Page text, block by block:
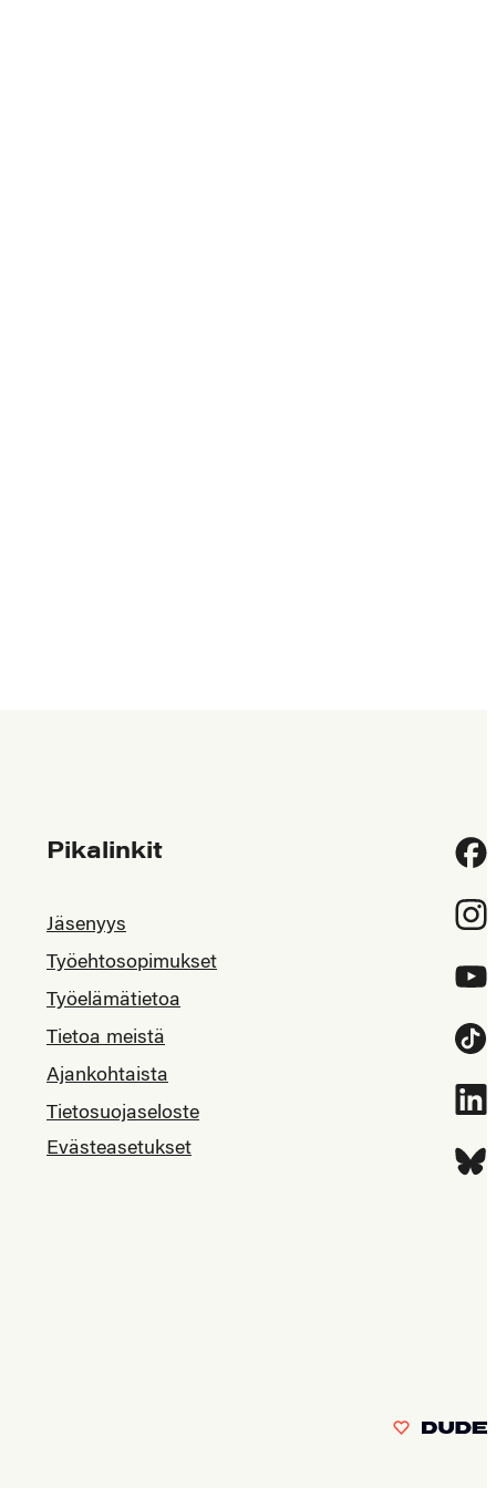
Pikalinkit
Jäsenyys
Työehtosopimukset
Työelämätietoa
Tietoa meistä
Ajankohtaista
Tietosuojaseloste
Evästeasetukset